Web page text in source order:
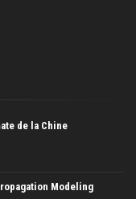
de la Chine
Modeling